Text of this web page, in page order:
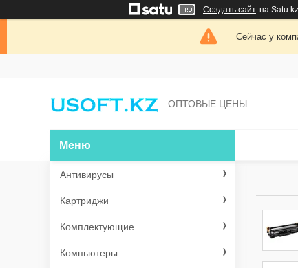
Создать сайт на Satu.kz
Сейчас у
ОПТОВЫЕ ЦЕНЫ
Антивирусы
Картриджи
Комплектующие
Компьютеры